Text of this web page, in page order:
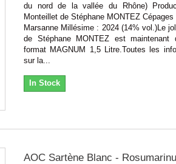
du nord de la vallée du Rhône)
Monteillet de Stéphane MONTEZ
Marsanne Millésime : 2024 (14% vol.)Le
de Stéphane MONTEZ est maintenant
format MAGNUM 1,5 Litre.Toutes les
sur la...
In Stock
AOC Sartène Blanc -